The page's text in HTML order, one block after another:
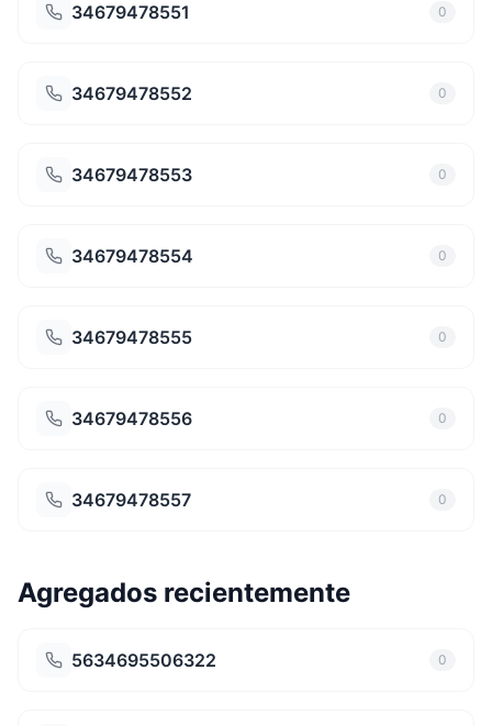
34679478551 0
34679478552 0
34679478553 0
34679478554 0
34679478555 0
34679478556 0
34679478557 0
Agregados recientemente
5634695506322 0